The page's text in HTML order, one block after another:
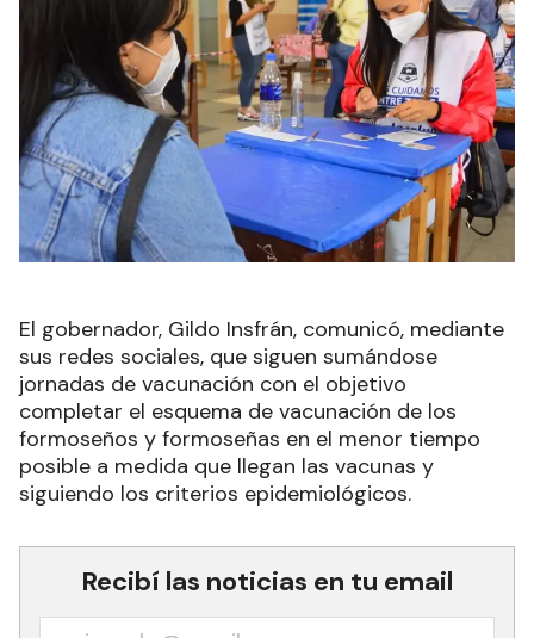
El gobernador, Gildo Insfrán, comunicó, mediante
sus redes sociales, que siguen sumándose
jornadas de vacunación con el objetivo
completar el esquema de vacunación de los
formoseños y formoseñas en el menor tiempo
posible a medida que llegan las vacunas y
siguiendo los criterios epidemiológicos.
Recibí las noticias en tu email